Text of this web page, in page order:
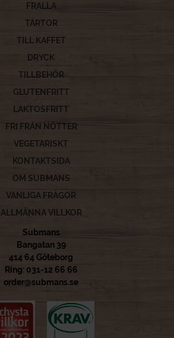
FRALLA
TÅRTOR
TILL KAFFET
DRYCK
TILLBEHÖR
GLUTENFRITT
LAKTOSFRITT
FRI FRÅN NÖTTER
VEGETARISKT
KONTAKTSIDA
OM SUBMANS
VANLIGA FRÅGOR
ALLMÄNNA VILLKOR
Submans
Bangatan 39
414 64 Göteborg
Ring: 031-12 66 66
order@submans.se